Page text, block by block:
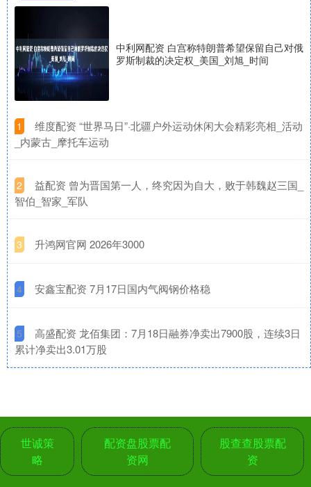
中利网配资 白宫称特朗普希望保留自己对俄
罗斯制裁的决定权_美国_刘旭_时间
1
​维度配资 “世界马日”·北疆户外运动休闲大会精彩亮相_活动
_内蒙古_摩托车运动
2
​益配资 曾为晋国第一人，终究因为自大，败于韩魏赵三国_
智伯_智家_军队
3 ​升鸿网官网 2026年3000
4 ​安鑫宝配资 7月17日国内气阀钢价格稳
5
​高盛配资 龙佰集团：7月18日融券净卖出7900股，连续3日
累计净卖出3.01万股
世诚策
略
配资盘股票配
资网
股查查股票配
资